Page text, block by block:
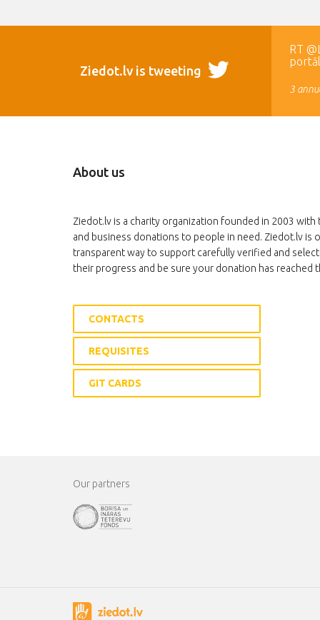
Ziedot.lv is tweeting
RT
3
About us
Ziedot.lv is a charity organization founded in 2003
and business donations to people in need. Ziedot.lv is
transparent way to support carefully verified and
their progress and be sure your donation has reached
CONTACTS
REQUISITES
GIT CARDS
Our partners